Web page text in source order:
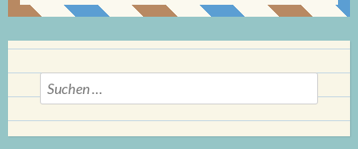
Suchen
nach: